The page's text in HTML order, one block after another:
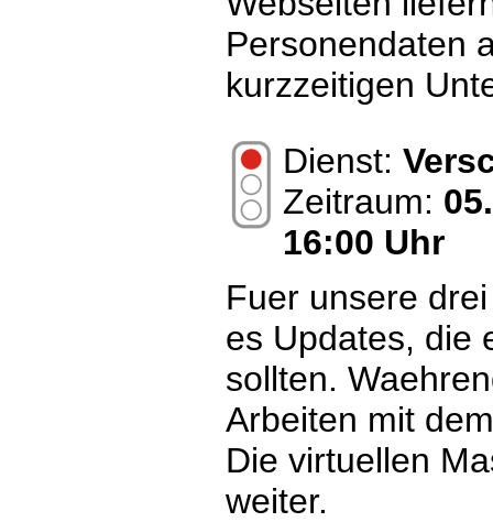
Personendaten
kurzzeitigen
Dienst:
Zeitraum:
16:00 Uhr
Fuer unsere
es Updates, die
sollten.
Arbeiten mit
Die virtuellen
weiter.